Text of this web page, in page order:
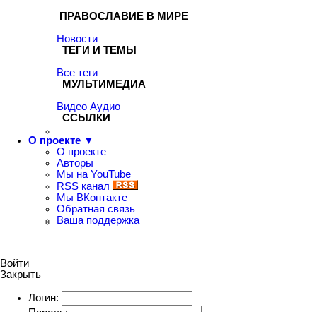
ПРАВОСЛАВИЕ В МИРЕ
Новости
ТЕГИ И ТЕМЫ
Все теги
МУЛЬТИМЕДИА
Видео Аудио
ССЫЛКИ
О проекте ▼
О проекте
Авторы
Мы на YouTube
RSS канал
Мы ВКонтакте
Обратная связь
Ваша поддержка
Войти
Закрыть
Логин: